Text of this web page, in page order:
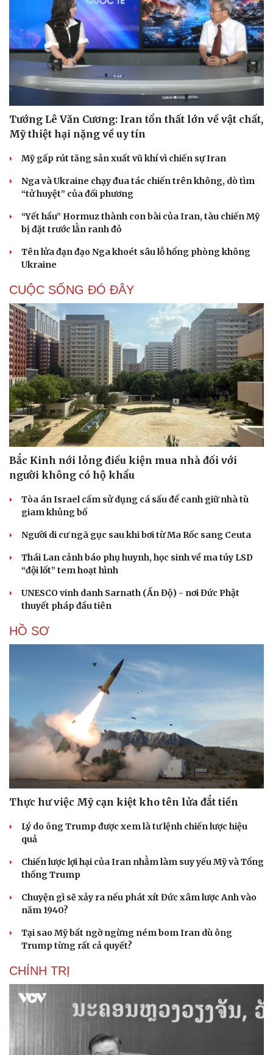
Cải chính
Tướng Lê Văn Cương: Iran tổn thất lớn về vật chất,
Mỹ thiệt hại nặng về uy tín
Mỹ gấp rút tăng sản xuất vũ khí vì chiến sự Iran
Nga và Ukraine chạy đua tác chiến trên không, dò tìm
“tử huyệt” của đối phương
“Yết hầu” Hormuz thành con bài của Iran, tàu chiến Mỹ
bị đặt trước lằn ranh đỏ
Tên lửa đạn đạo Nga khoét sâu lỗ hổng phòng không
Ukraine
CUỘC SỐNG ĐÓ ĐÂY
Bắc Kinh nới lỏng điều kiện mua nhà đối với
người không có hộ khẩu
Tòa án Israel cấm sử dụng cá sấu để canh giữ nhà tù
giam khủng bố
Người di cư ngã gục sau khi bơi từ Ma Rốc sang Ceuta
Thái Lan cảnh báo phụ huynh, học sinh về ma túy LSD
“đội lốt” tem hoạt hình
UNESCO vinh danh Sarnath (Ấn Độ) - nơi Đức Phật
thuyết pháp đầu tiên
HỒ SƠ
Thực hư việc Mỹ cạn kiệt kho tên lửa đắt tiền
Lý do ông Trump được xem là tư lệnh chiến lược hiệu
quả
Chiến lược lợi hại của Iran nhằm làm suy yếu Mỹ và Tổng
thống Trump
Chuyện gì sẽ xảy ra nếu phát xít Đức xâm lược Anh vào
năm 1940?
Tại sao Mỹ bất ngờ ngừng ném bom Iran dù ông
Trump từng rất cả quyết?
CHÍNH TRỊ